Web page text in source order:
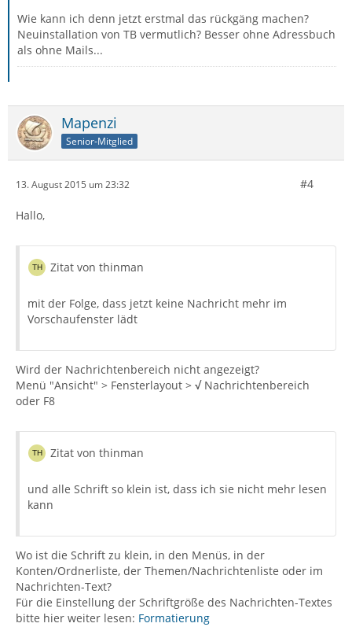
Wie kann ich denn jetzt erstmal das rückgäng machen?
Neuinstallation von TB vermutlich? Besser ohne Adressbuch
als ohne Mails...
Mapenzi
Senior-Mitglied
13. August 2015 um 23:32 #4
Hallo,
Zitat von thinman
mit der Folge, dass jetzt keine Nachricht mehr im
Vorschaufenster lädt
Wird der Nachrichtenbereich nicht angezeigt?
Menü "Ansicht" > Fensterlayout > √ Nachrichtenbereich
oder F8
Zitat von thinman
und alle Schrift so klein ist, dass ich sie nicht mehr lesen
kann
Wo ist die Schrift zu klein, in den Menüs, in der
Konten/Ordnerliste, der Themen/Nachrichtenliste oder im
Nachrichten-Text?
Für die Einstellung der Schriftgröße des Nachrichten-Textes
bitte hier weiter lesen: Formatierung